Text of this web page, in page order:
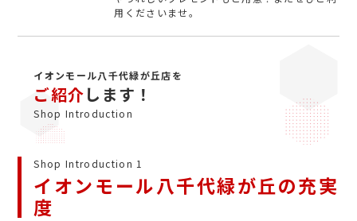
用くださいませ。
イオンモール八千代緑が丘店を
ご紹介します！
Shop Introduction
Shop Introduction 1
イオンモール八千代緑が丘の充実
度